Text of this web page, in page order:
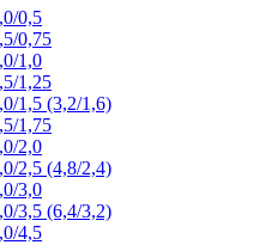
0,5
0,75
1,0
1,25
1,5 (3,2/1,6)
1,75
2,0
2,5 (4,8/2,4)
3,0
3,5 (6,4/3,2)
4,5